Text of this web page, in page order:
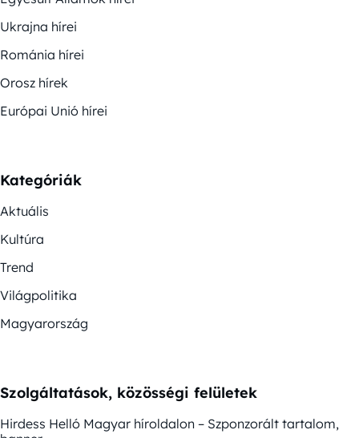
Ukrajna hírei
Románia hírei
Orosz hírek
Európai Unió hírei
Kategóriák
Aktuális
Kultúra
Trend
Világpolitika
Magyarország
Szolgáltatások, közösségi felületek
Hirdess Helló Magyar híroldalon – Szponzorált tartalom,